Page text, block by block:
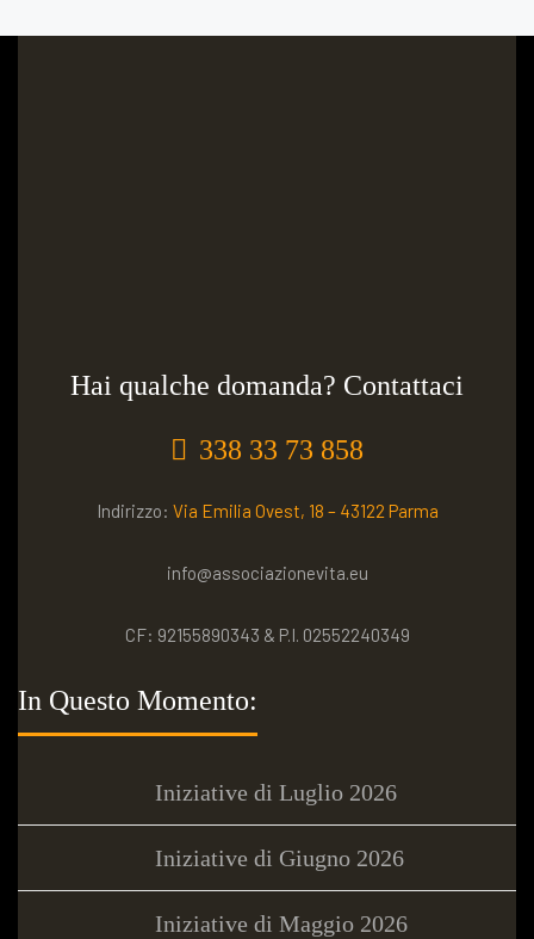
o
Hai qualche domanda? Contattaci
338 33 73 858
Indirizzo: Via Emilia Ovest, 18 – 43122 Parma
info@associazionevita.eu
CF: 92155890343 & P.I. 02552240349
In Questo Momento:
Iniziative di Luglio 2026
Iniziative di Giugno 2026
Iniziative di Maggio 2026